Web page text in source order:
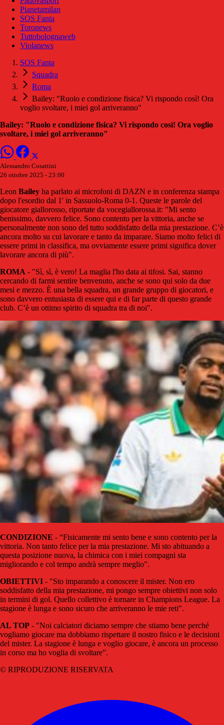
Pianetamilan
SOS Fanta
Toronews
Tuttobolognaweb
Violanews
SOS Fanta
Squadra
Roma
Bailey: "Ruolo e condizione fisica? Vi rispondo così! Ora
voglio svoltare, i miei gol arriveranno"
Bailey: "Ruolo e condizione fisica? Vi rispondo così! Ora voglio
svoltare, i miei gol arriveranno"
Alessandro Cosattini
26 ottobre 2025 - 23:00
Leon Bailey ha parlato ai microfoni di DAZN e in conferenza stampa
dopo l'esordio dal 1' in Sassuolo-Roma 0-1. Queste le parole del
giocatore giallorosso, riportate da vocegiallorossa.it: "Mi sento
benissimo, davvero felice. Sono contento per la vittoria, anche se
personalmente non sono del tutto soddisfatto della mia prestazione. C’è
ancora molto su cui lavorare e tanto da imparare. Siamo molto felici di
essere primi in classifica, ma ovviamente essere primi significa dover
lavorare ancora di più".
ROMA - "Sì, sì, è vero! La maglia l'ho data ai tifosi. Sai, stanno
cercando di farmi sentire benvenuto, anche se sono qui solo da due
mesi e mezzo. È una bella squadra, un grande gruppo di giocatori, e
sono davvero entusiasta di essere qui e di far parte di questo grande
club. C’è un ottimo spirito di squadra tra di noi".
CONDIZIONE - “Fisicamente mi sento bene e sono contento per la
vittoria. Non tanto felice per la mia prestazione. Mi sto abituando a
questa posizione nuova, la chimica con i miei compagni sta
migliorando e col tempo andrà sempre meglio".
OBIETTIVI - "Sto imparando a conoscere il mister. Non ero
soddisfatto della mia prestazione, mi pongo sempre obiettivi non solo
in termini di gol. Quello collettivo è tornare in Champions League. La
stagione è lunga e sono sicuro che arriveranno le mie reti".
AL TOP - "Noi calciatori diciamo sempre che stiamo bene perché
vogliamo giocare ma dobbiamo rispettare il nostro fisico e le decisioni
del mister. La stagione è lunga e voglio giocare, è ancora un processo
in corso ma ho voglia di svoltare”.
© RIPRODUZIONE RISERVATA